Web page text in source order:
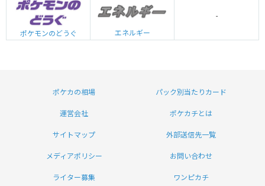
ポケモンのどうぐ エネルギー
-
ポケカの相場 パック別当たりカード
運営会社 ポケカチとは
サイトマップ 外部送信先一覧
メディアポリシー お問い合わせ
ライター募集 ワンピカチ